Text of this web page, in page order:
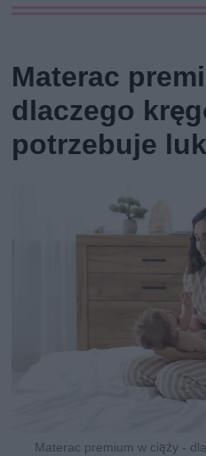
Materac
dlaczego
potrzebuje
Materac premium w ciąży -